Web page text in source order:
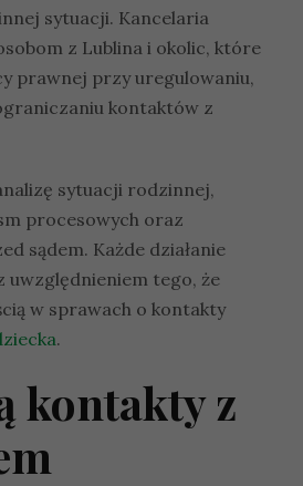
sytuacji. Kancelaria
z Lublina i okolic, które
prawnej przy uregulowaniu,
kontaktów z
sytuacji rodzinnej,
procesowych oraz
sądem. Każde działanie
uwzględnieniem tego, że
w sprawach o kontakty
.
kontakty z